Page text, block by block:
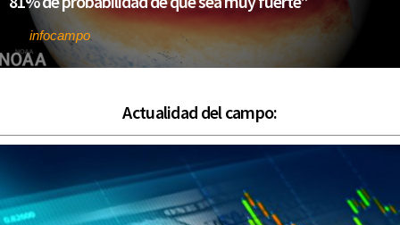
infocampo
Actualidad del campo: